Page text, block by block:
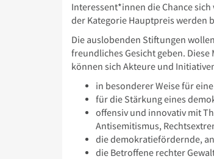
Interessent*innen die Chance
der Kategorie Hauptpreis werden
Die auslobenden Stiftungen
freundliches Gesicht geben.
können sich Akteure und
in besonderer Weise für
für die Stärkung eines
offensiv und innovativ mit
Antisemitismus,
die demokratiefördernde,
die Betroffene rechter